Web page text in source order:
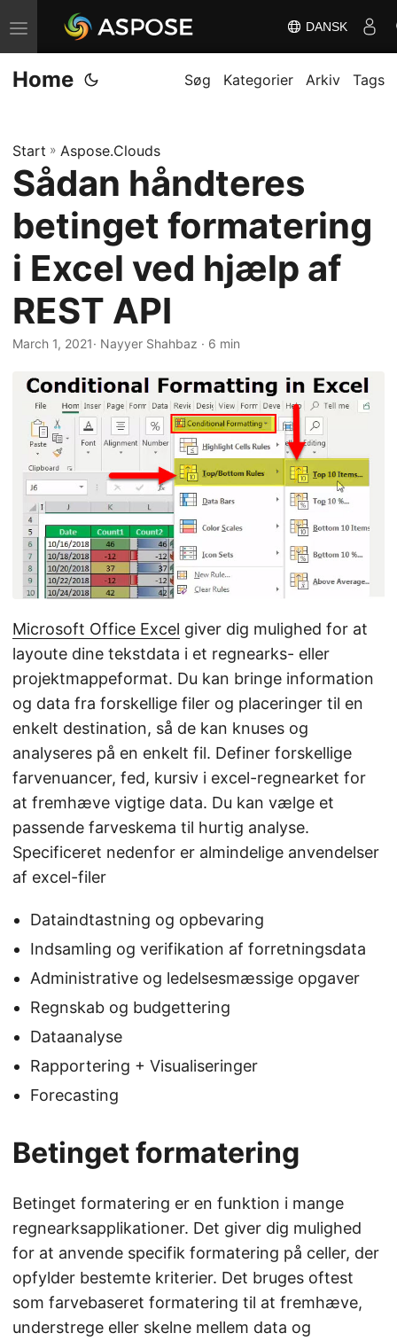
S
k
i
n
a
i
g
a
t
i
o
DANSK
Home Søg Kategorier Arkiv Tags
Start » Aspose.Clouds
Sådan håndteres
betinget formatering
i Excel ved hjælp af
REST API
March 1, 2021· Nayyer Shahbaz · 6 min
Microsoft Office Excel giver dig mulighed for at
layoute dine tekstdata i et regnearks- eller
projektmappeformat. Du kan bringe information
og data fra forskellige filer og placeringer til en
enkelt destination, så de kan knuses og
analyseres på en enkelt fil. Definer forskellige
farvenuancer, fed, kursiv i excel-regnearket for
at fremhæve vigtige data. Du kan vælge et
passende farveskema til hurtig analyse.
Specificeret nedenfor er almindelige anvendelser
af excel-filer
Dataindtastning og opbevaring
Indsamling og verifikation af forretningsdata
Administrative og ledelsesmæssige opgaver
Regnskab og budgettering
Dataanalyse
Rapportering + Visualiseringer
Forecasting
Betinget formatering
Betinget formatering er en funktion i mange
regnearksapplikationer. Det giver dig mulighed
for at anvende specifik formatering på celler, der
opfylder bestemte kriterier. Det bruges oftest
som farvebaseret formatering til at fremhæve,
understrege eller skelne mellem data og